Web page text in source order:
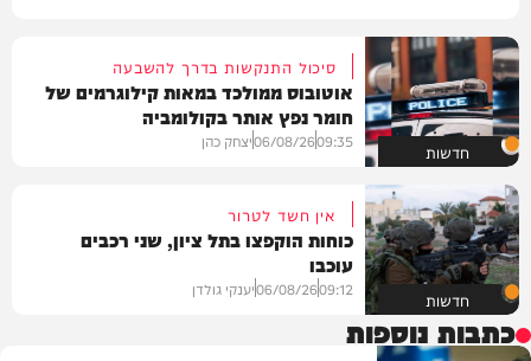
חדשות
סיכול התנקשות בדרך להשבעה
אוטובוס ממולכד במאות קילוגרמים של
חומר נפץ אותר בקולומביה
09:35
06/08/26יצחק כהן
חדשות
אין חשד לטרור
כוחות הוקפצו בתל ציון, שני רכבים
עוכבו
09:12
06/08/26יענקי גולדן
כתבות נוספות